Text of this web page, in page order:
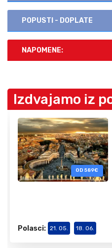
POPUSTI - DOPLATE
NAPOMENE:
Izdvajamo iz
OD 589€
Polasci: 21. 05. 18. 06.